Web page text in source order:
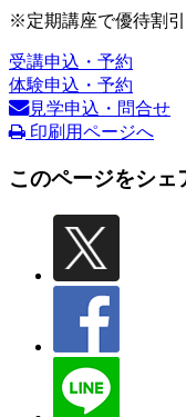
※定期講座で優待割
受講申込・予約
体験申込・予約
見学申込・問合せ
印刷用ページへ
このページをシェ